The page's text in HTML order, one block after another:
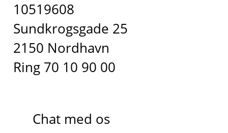
10519608
Sundkrogsgade 25
2150 Nordhavn
Ring 70 10 90 00
Chat med os